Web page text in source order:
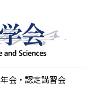
年会・認定講習会